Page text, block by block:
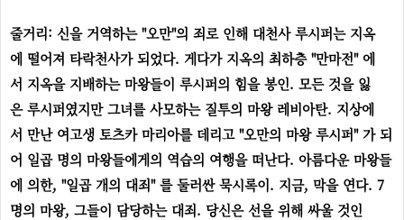
줄거리: 신을 거역하는 "오만"의 죄로 인해 대천사 루시퍼는 지옥
에 떨어져 타락천사가 되었다. 게다가 지옥의 최하층 "만마전" 에
서 지옥을 지배하는 마왕들이 루시퍼의 힘을 봉인. 모든 것을 잃
은 루시퍼였지만 그녀를 사모하는 질투의 마왕 레비아탄. 지상에
서 만난 여고생 토츠카 마리아를 데리고 "오만의 마왕 루시퍼" 가 되
어 일곱 명의 마왕들에게의 역습의 여행을 떠난다. 아름다운 마왕들
에 의한, "일곱 개의 대죄" 를 둘러싼 묵시록이. 지금, 막을 연다. 7
명의 마왕, 그들이 담당하는 대죄. 당신은 선을 위해 싸울 것인